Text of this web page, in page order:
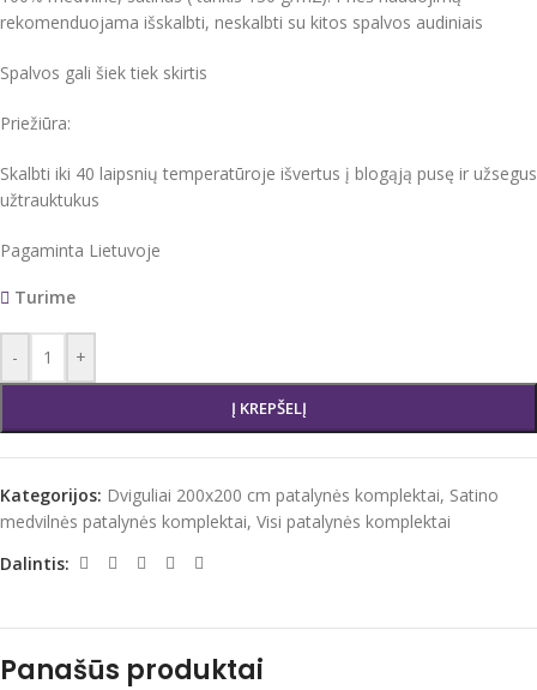
rekomenduojama išskalbti, neskalbti su kitos spalvos audiniais
Spalvos gali šiek tiek skirtis
Priežiūra:
Skalbti iki 40 laipsnių temperatūroje išvertus į blogąją pusę ir užsegus
užtrauktukus
Pagaminta Lietuvoje
Turime
- +
Į KREPŠELĮ
Kategorijos: Dviguliai 200x200 cm patalynės komplektai, Satino
medvilnės patalynės komplektai, Visi patalynės komplektai
Dalintis:
Panašūs produktai